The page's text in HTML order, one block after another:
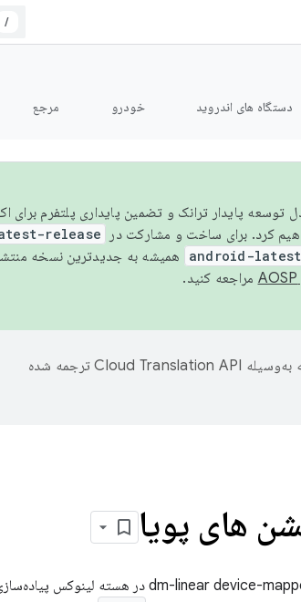
/
دستگاه های اندروید خودرو مرجع
با مدل توسعه پایدار ترانک و تضمین پایداری پلتفرم
release
android-
مراجعه کنید.
به‌وسیله
ترجمه شده
های پویا